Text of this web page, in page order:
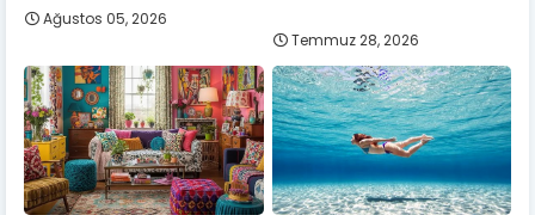
Ağustos 05, 2026
Temmuz 28, 2026